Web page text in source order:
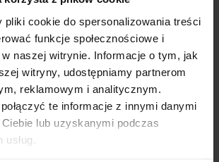
pliki cookie do spersonalizowania treści
funkcje społecznościowe i
naszej witrynie. Informacje o tym, jak
witryny, udostępniamy partnerom
reklamowym i analitycznym.
te informacje z innymi danymi
lub uzyskanymi podczas
żądaną ilość lub użyj przycisków, aby zwiększyć lub
Do koszyka
Numer produktu:MU_JP_4122_PG1